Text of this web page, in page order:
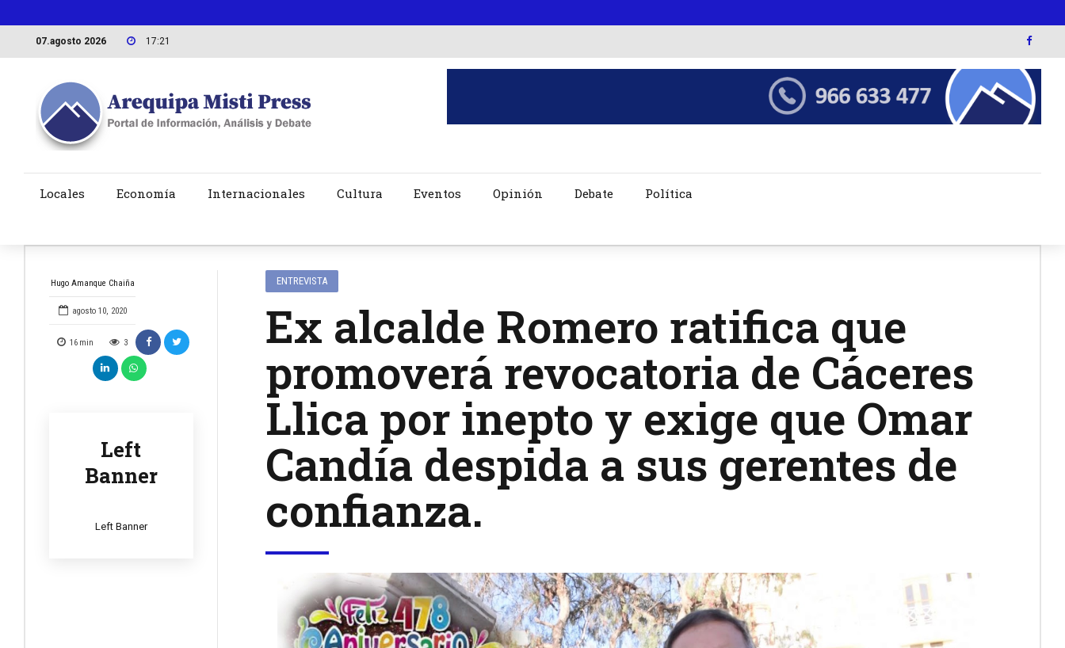
07.agosto 2026 17:21
Locales Economía Internacionales Cultura Eventos Opinión Debate Política
Hugo Amanque Chaiña
agosto 10, 2020
16 min 3
Left
Banner
Left Banner
ENTREVISTA
Ex alcalde Romero ratifica que
promoverá revocatoria de Cáceres
Llica por inepto y exige que Omar
Candía despida a sus gerentes de
confianza.